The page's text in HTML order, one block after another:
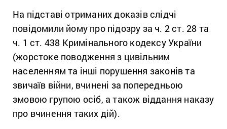
На підставі отриманих доказів слідчі
повідомили йому про підозру за ч. 2 ст. 28 та
ч. 1 ст. 438 Кримінального кодексу України
(жорстоке поводження з цивільним
населенням та інші порушення законів та
звичаїв війни, вчинені за попередньою
змовою групою осіб, а також віддання наказу
про вчинення таких дій).